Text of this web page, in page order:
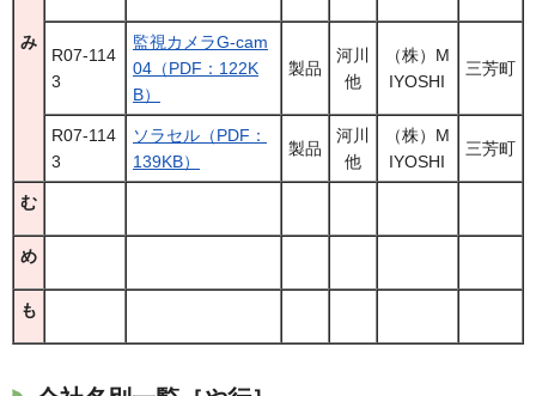
み
R07-114
3
監視カメラG-cam
04（PDF：122K
B）
製品
河川
他
（株）M
IYOSHI
三芳町
R07-114
3
ソラセル（PDF：
139KB）
製品
河川
他
（株）M
IYOSHI
三芳町
む
め
も